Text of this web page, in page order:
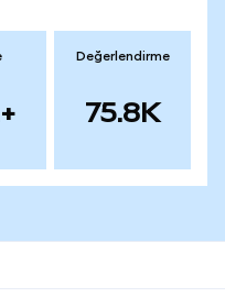
Değerlendirme
75.8K